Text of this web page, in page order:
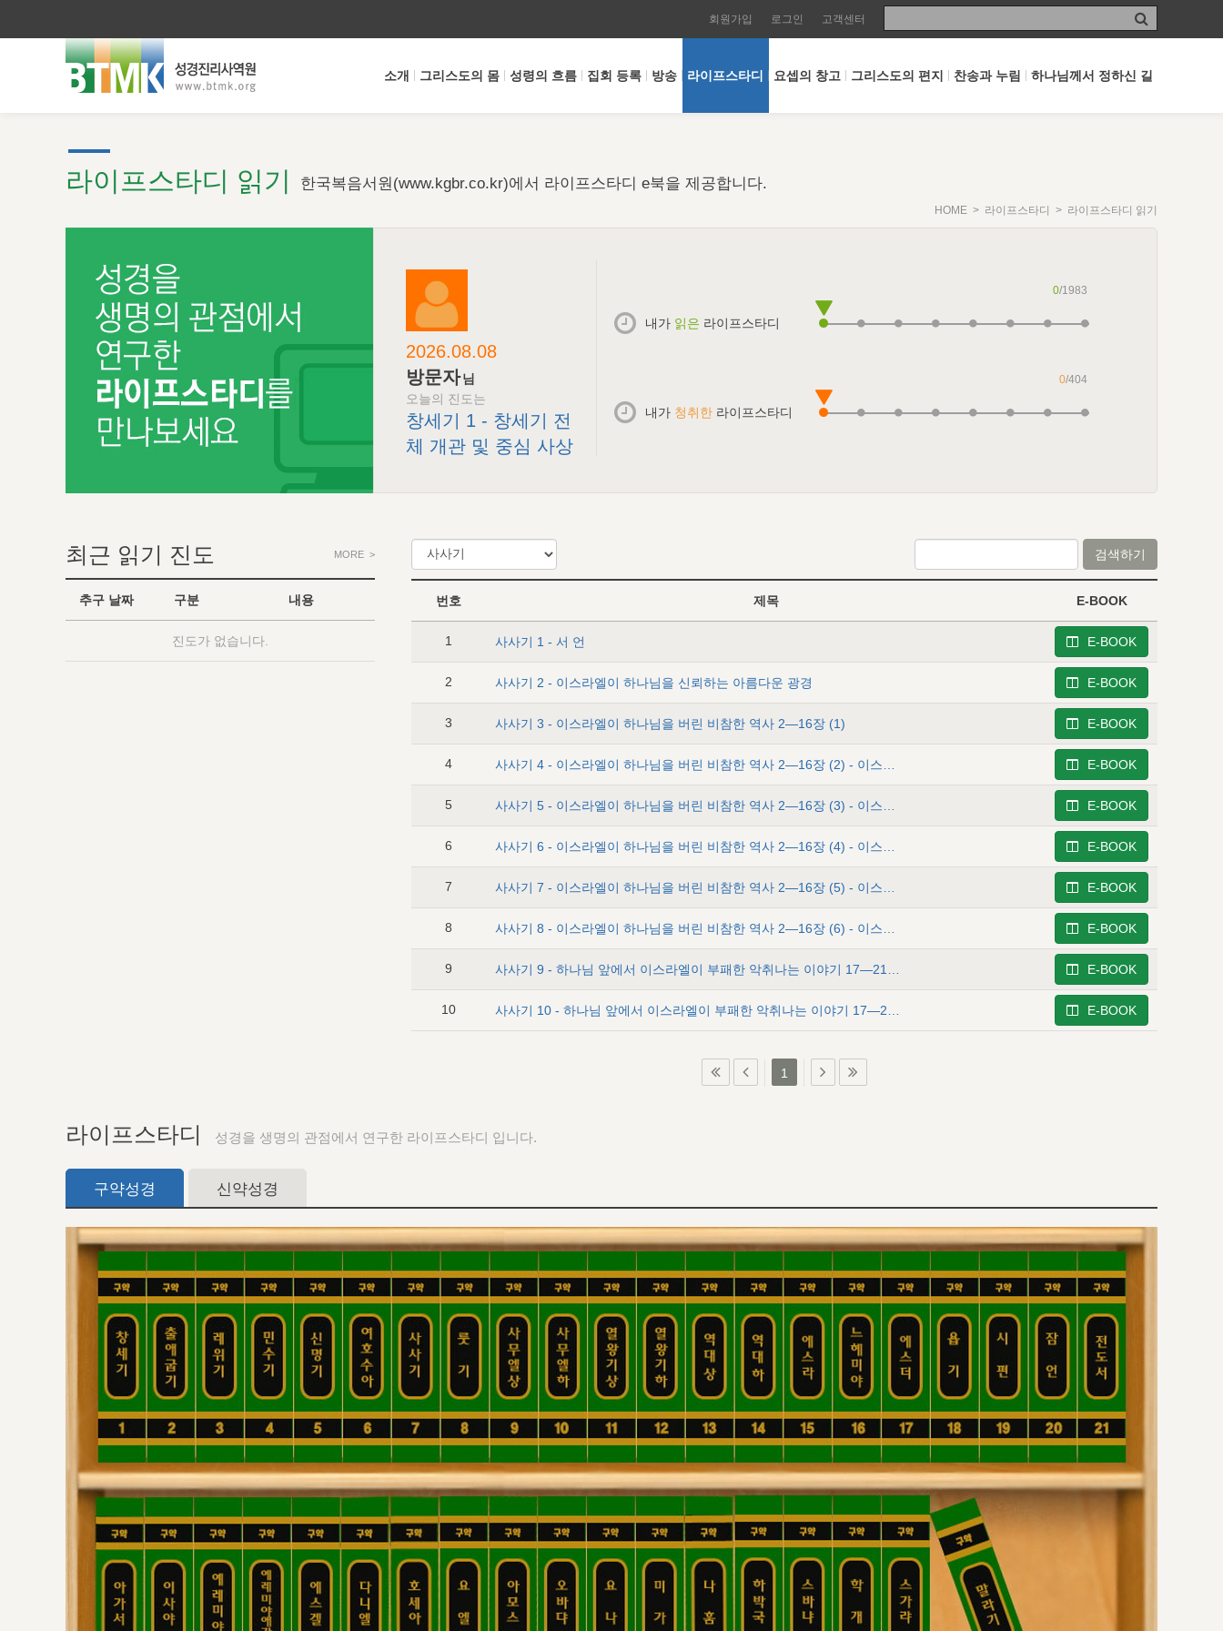
회원가입 로그인 고객센터
소개 그리스도의 몸 성령의 흐름 집회 등록 방송 라이프스타디 요셉의 창고 그리스도의 편지 찬송과 누림 하나님께서 정하신 길
라이프스타디 읽기 한국복음서원(www.kgbr.co.kr)에서 라이프스타디 e북을 제공합니다.
HOME > 라이프스타디 > 라이프스타디 읽기
2026.08.08
방문자님
오늘의 진도는
창세기 1 - 창세기 전
체 개관 및 중심 사상
내가 읽은 라이프스타디
0/1983
내가 청취한 라이프스타디
0/404
최근 읽기 진도 MORE >
추구 날짜 구분 내용
진도가 없습니다.
검색하기
번호 제목 E-BOOK
1 사사기 1 - 서 언 E-BOOK
2 사사기 2 - 이스라엘이 하나님을 신뢰하는 아름다운 광경 E-BOOK
3 사사기 3 - 이스라엘이 하나님을 버린 비참한 역사 2―16장 (1) E-BOOK
4 E-BOOK
5 E-BOOK
6 E-BOOK
7 E-BOOK
8 E-BOOK
9 E-BOOK
10 E-BOOK
1
라이프스타디 성경을 생명의 관점에서 연구한 라이프스타디 입니다.
구약성경 신약성경